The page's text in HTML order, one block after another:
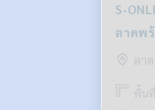
S-
ลาดพ
68ตร
ลา
พื้นที่